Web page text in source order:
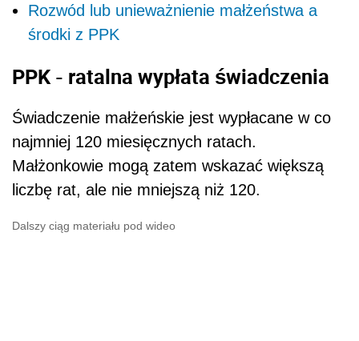
Rozwód lub unieważnienie małżeństwa a
środki z PPK
PPK - ratalna wypłata świadczenia
Świadczenie małżeńskie jest wypłacane w co
najmniej 120 miesięcznych ratach.
Małżonkowie mogą zatem wskazać większą
liczbę rat, ale nie mniejszą niż 120.
Dalszy ciąg materiału pod wideo